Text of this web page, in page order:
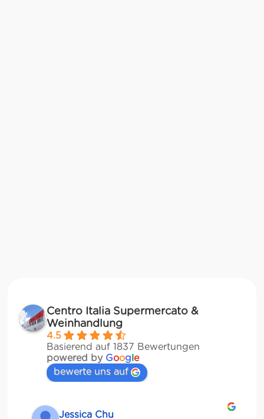
Centro Italia Supermercato &
Weinhandlung
4.5
Basierend auf 1837 Bewertungen
powered by Google
bewerte uns auf
Jessica Chu